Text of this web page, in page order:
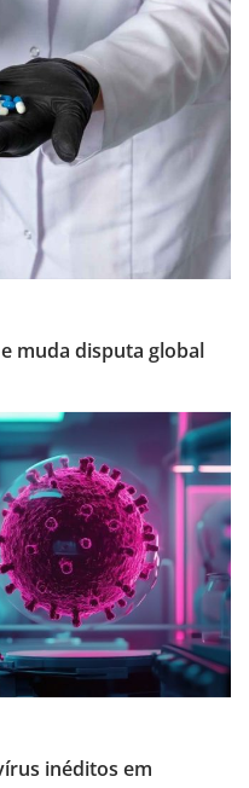
muda disputa global
inéditos em